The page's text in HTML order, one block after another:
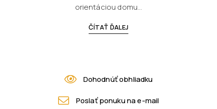
orientáciou domu...
ČÍTAŤ ĎALEJ
Dohodnúť obhliadku
Poslať ponuku na e-mail